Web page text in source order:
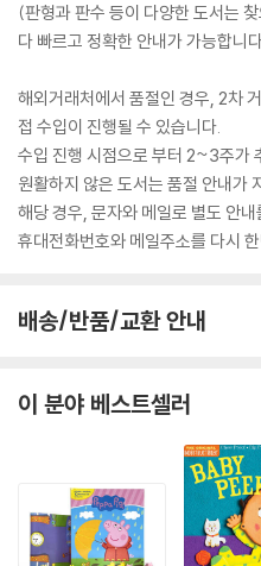
(판형과 판수 등이 다양한 도서는
다 빠르고 정확한 안내가 가능합니
해외거래처에서 품절인 경우, 2차
접 수입이 진행될 수 있습니다.
수입 진행 시점으로 부터 2~3주가
원활하지 않은 도서는 품절 안내가
해당 경우, 문자와 메일로 별도 안
휴대전화번호와 메일주소를 다시
배송/반품/교환 안내
이 분야 베스트셀러